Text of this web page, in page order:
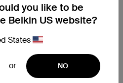
you like to be
Belkin US website?
States
or NO
마그네틱 부착